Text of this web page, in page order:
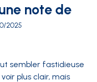
note de
2025
sembler fastidieuse
plus clair, mais